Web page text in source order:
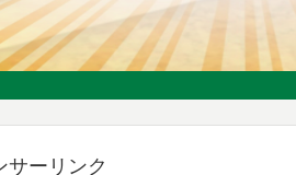
サーリンク